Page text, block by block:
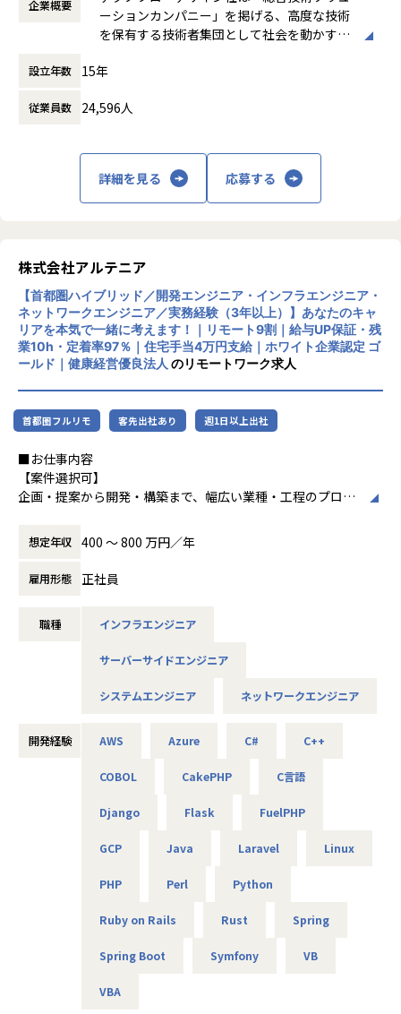
員などからも「人生を通して徹底的に技術を磨くことができ
る環境」との声が上がっています。
の独自の研修制度や、
く風土があり、人がいます。
【豊富な研修制度】
自社研修以外にもUdemyやAidemyなどの外部e-Learningの
ヒューマン&ビジネス系研修：155研修
《これまでに研修を受講したエンジニアは97,492名》
階層別、職能別、目的・課題別の研修プログラムを200種以
上用意しており、
いつでも学ぶことができます。
さらに、技術研修事業を手がけるグループ会社が運営する、
全国60校以上の外部スクールも活用OK！多様なニーズに対
応しています。
その他にもさまざまなプログラムを用意しております。"
会社の定める業務
ます。
Linux／Windowsサーバーの運用・保守
NFS／NAS／ユーザー権限管理などインフラ管理
ログ監視、リソース管理、障害対応
シェルスクリプト（bash等）による自動化対応
手順書・スクリプトの作成／改善／ドキュメント化
設計ユーザーからの問い合わせ対応（トラブル・利用相談）
会社についての詳細
当社は、約8,500名のエンジニアの現場力と技術コンサルテ
ィングを融合し、課題解決から価値創造までを一貫して支援
する総合技術ソリューションカンパニーです。
輸送用機器、産業用機械、精密機器、電子部品、医療機器な
ど幅広い業界において、多様なプロジェクトからエンジニア
が高度な技術経験を積むことのできる環境を提供していま
さらに、体系的な教育・研修制度を通じて先端技術の習得を
促進し、エンジニア一人ひとりの専門性向上と高付加価値化
を実現しています。
【業務の変更の範囲】
休憩時間： 60分
企業概要
ーションカンパニー」を掲げる、高度な技術
を保有する技術者集団として社会を動かすこ
に渡ります。いわゆる技術者派遣と呼ばれ
働く場所に関わらない事業支援や最新技術を
用いた研究開発などを行っています。
程プロジェクトの増加といった世の中で技術
者集団として価値提供を行うために、エンジ
ニアが生涯活躍できる環境を考え事業運営を
行っています。
設立年数 15年
従業員数 24,596人
詳細を見る 応募する
株式会社アルテニア
【首都圏ハイブリッド／開発エンジニア・インフラエンジニア・
ネットワークエンジニア／実務経験（3年以上）】あなたのキャ
リアを本気で一緒に考えます！｜リモート9割｜給与UP保証・残
業10h・定着率97％｜住宅手当4万円支給｜ホワイト企業認定 ゴ
ールド｜健康経営優良法人 のリモートワーク求人
首都圏フルリモ 客先出社あり 週1日以上出社
■お仕事内容
【案件選択可】
企画・提案から開発・構築まで、幅広い業種・工程のプロジ
■会社説明／募集背景
株式会社アルテニアは、ITの力を通じて関わる人々の未来を
より豊かにすることを 目標に2018年に誕生しました。
それは技術力だけではなく、人を大切にすること、より豊か
社会やお客様だけでなくパートナーや社員も幸せでいるこ
これがアルテニアの企業理念の根幹となります。
この度、事業の拡大に伴って新たなメンバーを募集しており
技術力だけでなく、人を思いやる姿勢を大切にしながら、
共に成長できる方を歓迎します！
＜開発部門 想定キャリアパス＞
月1回の面談にてキャリアの方向性をすり合わせながら、案
件を決定します。
「開発経験を積みたい」「設計に挑戦したい」「上流工程を
担当したい」などの
想定年収 400 〜 800 万円／年
雇用形態 正社員
職種 インフラエンジニア
サーバーサイドエンジニア
システムエンジニア ネットワークエンジニア
開発経験 AWS Azure C# C++
COBOL CakePHP C言語
Django Flask FuelPHP
GCP Java Laravel Linux
PHP Perl Python
Ruby on Rails Rust Spring
Spring Boot Symfony VB
VBA